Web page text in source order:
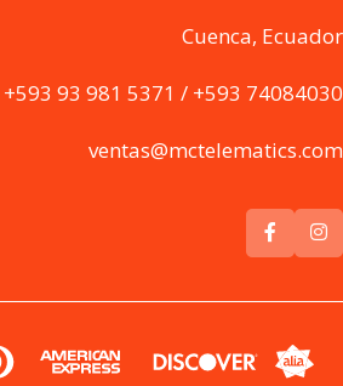
Cuenca, Ecuador
+593 93 981 5371 / +593 74084030
ventas@mctelematics.com